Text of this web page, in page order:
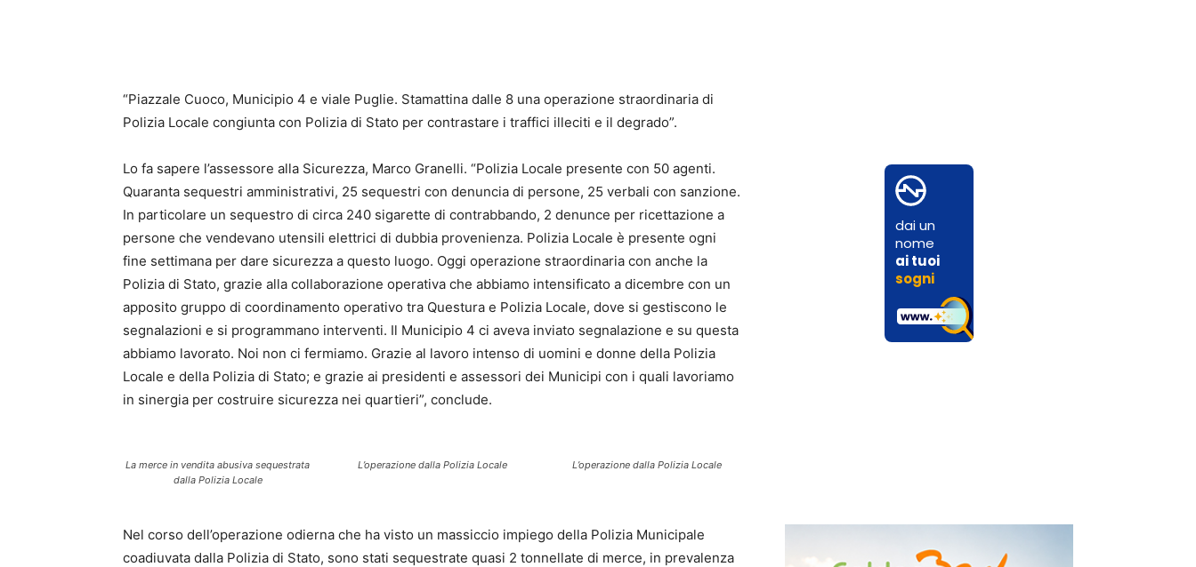
“Piazzale Cuoco, Municipio 4 e viale Puglie. Stamattina dalle 8 una operazione straordinaria di
Polizia Locale congiunta con Polizia di Stato per contrastare i traffici illeciti e il degrado”.
Lo fa sapere l’assessore alla Sicurezza, Marco Granelli. “Polizia Locale presente con 50 agenti.
Quaranta sequestri amministrativi, 25 sequestri con denuncia di persone, 25 verbali con sanzione.
In particolare un sequestro di circa 240 sigarette di contrabbando, 2 denunce per ricettazione a
persone che vendevano utensili elettrici di dubbia provenienza. Polizia Locale è presente ogni
fine settimana per dare sicurezza a questo luogo. Oggi operazione straordinaria con anche la
Polizia di Stato, grazie alla collaborazione operativa che abbiamo intensificato a dicembre con un
apposito gruppo di coordinamento operativo tra Questura e Polizia Locale, dove si gestiscono le
segnalazioni e si programmano interventi. Il Municipio 4 ci aveva inviato segnalazione e su questa
abbiamo lavorato. Noi non ci fermiamo. Grazie al lavoro intenso di uomini e donne della Polizia
Locale e della Polizia di Stato; e grazie ai presidenti e assessori dei Municipi con i quali lavoriamo
in sinergia per costruire sicurezza nei quartieri”, conclude.
La merce in vendita abusiva sequestrata
dalla Polizia Locale
L’operazione dalla Polizia Locale L’operazione dalla Polizia Locale
Nel corso dell’operazione odierna che ha visto un massiccio impiego della Polizia Municipale
coadiuvata dalla Polizia di Stato, sono stati sequestrate quasi 2 tonnellate di merce, in prevalenza